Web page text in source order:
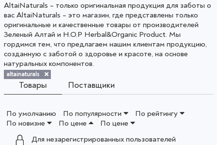
AltaiNaturals – только оригинальная продукция для заботы о
вас AltaiNaturals – это магазин, где представлены только
оригинальные и качественные товары от производителей
Зеленый Алтай и H.O.P Herbal&Organic Product. Мы
гордимся тем, что предлагаем нашим клиентам продукцию,
созданную с заботой о здоровье и красоте, на основе
натуральных компонентов.
altainaturals
Товары Поставщики
По умолчанию По популярности
По рейтингу
По новизне
По цене
По цене
Для незарегистрированных пользователей